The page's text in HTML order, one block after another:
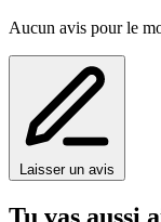
Aucun avis pour le
Laisser un avis
Tu vas aussi